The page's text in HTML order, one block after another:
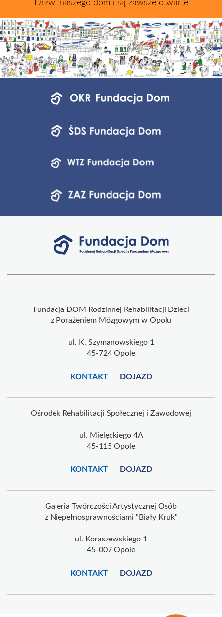
Drzwi naszego domu są zawsze otwarte
Fundacja DOM Rodzinnej Rehabilitacji Dzieci
z Porażeniem Mózgowym w Opolu
ul. K. Szymanowskiego 1
45-724 Opole
KONTAKT DOJAZD
Ośrodek Rehabilitacji Społecznej i Zawodowej
ul. Mielęckiego 4A
45-115 Opole
KONTAKT DOJAZD
Galeria Twórczości Artystycznej Osób
z Niepełnosprawnościami "Biały Kruk"
ul. Koraszewskiego 1
45-007 Opole
KONTAKT DOJAZD